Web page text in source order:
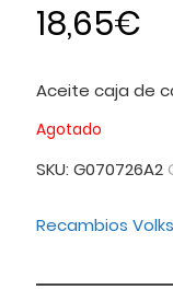
18,65€
Aceite caja de
Agotado
SKU: G070726A2
Recambios